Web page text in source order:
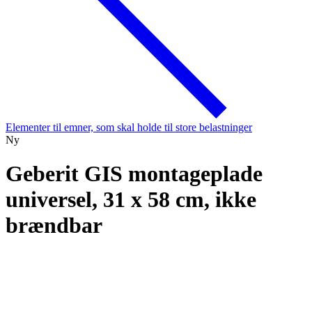
Elementer til emner, som skal holde til store belastninger
Ny
Geberit GIS montageplade
universel, 31 x 58 cm, ikke
brændbar